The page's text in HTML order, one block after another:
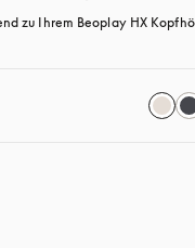
zu Ihrem Beoplay HX